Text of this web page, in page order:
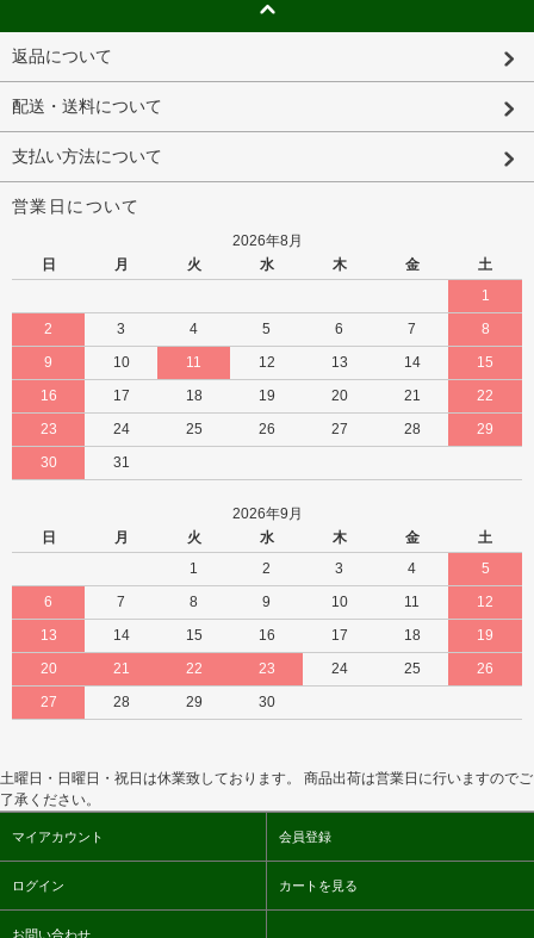
返品について
配送・送料について
支払い方法について
営業日について
2026年8月
日
月 火 水 木 金
土
1
2
3 4 5 6 7
8
9
10 11 12 13 14
15
16
17 18 19 20 21
22
23
24 25 26 27 28
29
30
31
2026年9月
日
月 火 水 木 金
土
1
2 3 4
5
6
7 8 9 10 11
12
13
14 15 16 17 18
19
20
21 22 23 24 25
26
27
28 29 30
土曜日・日曜日・祝日は休業致しております。 商品出荷は営業日に行いますのでご
了承ください。
マイアカウント 会員登録
ログイン カートを見る
お問い合わせ